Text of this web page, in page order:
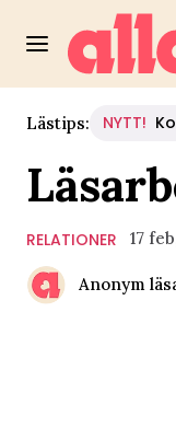
Lästips: NYTT!
RELATIONER 17
Anonym